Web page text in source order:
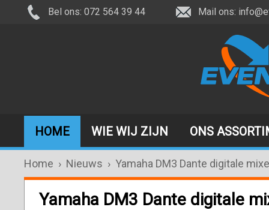
Bel ons: 072 564 39 44 Mail ons:
HOME WIE WIJ ZIJN ONS
Home › Nieuws › Yamaha DM3 Dante digitale
Yamaha DM3 Dante digitale